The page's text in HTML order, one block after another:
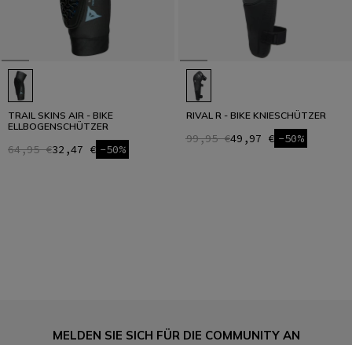
TRAIL SKINS AIR - BIKE
ELLBOGENSCHÜTZER
64,95 €32,47 € -50%
RIVAL R - BIKE KNIESCHÜTZER
99,95 €49,97 € -50%
MELDEN SIE SICH FÜR DIE COMMUNITY AN